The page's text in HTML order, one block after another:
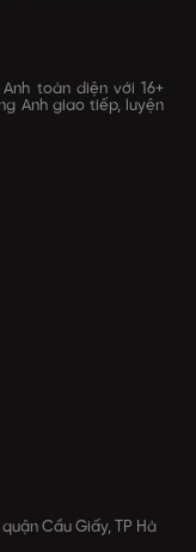
toàn diện với 16+
Anh giao tiếp, luyện
Cầu Giấy, TP Hà